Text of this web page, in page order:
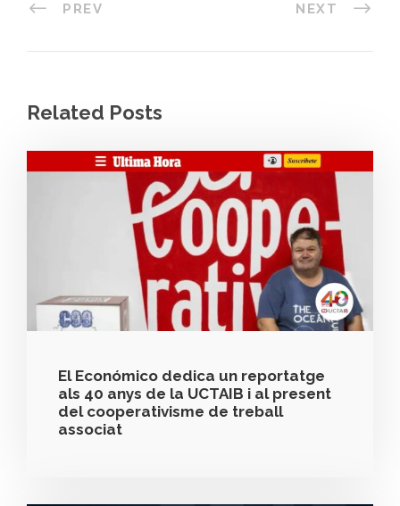
PREV NEXT
Related Posts
El Económico dedica un reportatge
als 40 anys de la UCTAIB i al present
del cooperativisme de treball
associat